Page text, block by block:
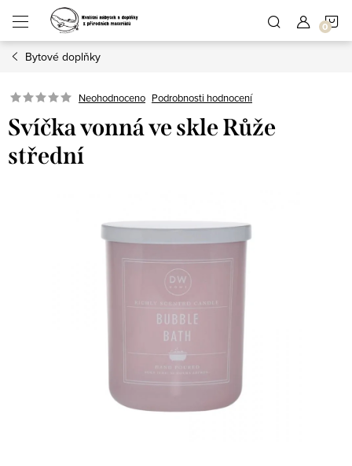
obsah
Bytové doplňky
Neohodnoceno Podrobnosti hodnocení
Svíčka vonná ve skle Růže
střední